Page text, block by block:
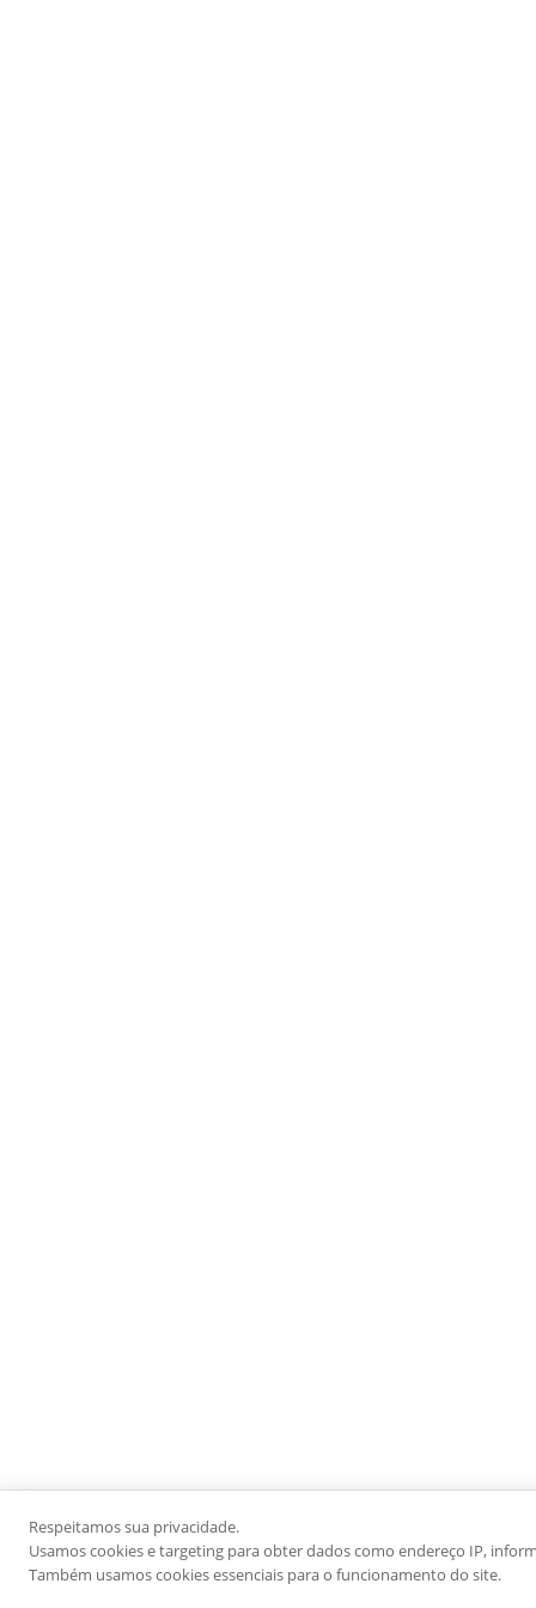
Respeitamos sua privacidade.
Usamos cookies e targeting para obter dados como endereço IP,
Também usamos cookies essenciais para o funcionamento do site.